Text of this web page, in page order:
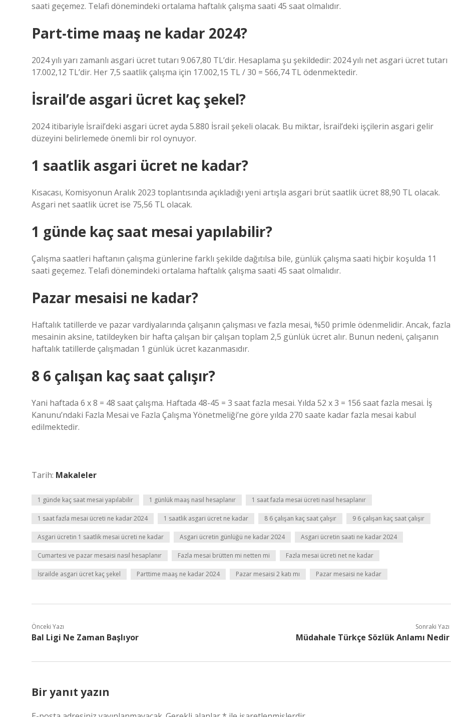
saati geçemez. Telafi dönemindeki ortalama haftalık çalışma saati 45 saat olmalıdır.
Part-time maaş ne kadar 2024?
2024 yılı yarı zamanlı asgari ücret tutarı 9.067,80 TL’dir. Hesaplama şu şekildedir: 2024 yılı net asgari ücret tutarı
17.002,12 TL’dir. Her 7,5 saatlik çalışma için 17.002,15 TL / 30 = 566,74 TL ödenmektedir.
İsrail’de asgari ücret kaç şekel?
2024 itibariyle İsrail’deki asgari ücret ayda 5.880 İsrail şekeli olacak. Bu miktar, İsrail’deki işçilerin asgari gelir
düzeyini belirlemede önemli bir rol oynuyor.
1 saatlik asgari ücret ne kadar?
Kısacası, Komisyonun Aralık 2023 toplantısında açıkladığı yeni artışla asgari brüt saatlik ücret 88,90 TL olacak.
Asgari net saatlik ücret ise 75,56 TL olacak.
1 günde kaç saat mesai yapılabilir?
Çalışma saatleri haftanın çalışma günlerine farklı şekilde dağıtılsa bile, günlük çalışma saati hiçbir koşulda 11
saati geçemez. Telafi dönemindeki ortalama haftalık çalışma saati 45 saat olmalıdır.
Pazar mesaisi ne kadar?
Haftalık tatillerde ve pazar vardiyalarında çalışanın çalışması ve fazla mesai, %50 primle ödenmelidir. Ancak, fazla
mesainin aksine, tatildeyken bir hafta çalışan bir çalışan toplam 2,5 günlük ücret alır. Bunun nedeni, çalışanın
haftalık tatillerde çalışmadan 1 günlük ücret kazanmasıdır.
8 6 çalışan kaç saat çalışır?
Yani haftada 6 x 8 = 48 saat çalışma. Haftada 48-45 = 3 saat fazla mesai. Yılda 52 x 3 = 156 saat fazla mesai. İş
Kanunu’ndaki Fazla Mesai ve Fazla Çalışma Yönetmeliği’ne göre yılda 270 saate kadar fazla mesai kabul
edilmektedir.
Tarih: Makaleler
1 günde kaç saat mesai yapılabilir 1 günlük maaş nasıl hesaplanır 1 saat fazla mesai ücreti nasıl hesaplanır
1 saat fazla mesai ücreti ne kadar 2024 1 saatlik asgari ücret ne kadar 8 6 çalışan kaç saat çalışır 9 6 çalışan kaç saat çalışır
Asgari ücretin 1 saatlik mesai ücreti ne kadar Asgari ücretin günlüğü ne kadar 2024 Asgari ücretin saati ne kadar 2024
Cumartesi ve pazar mesaisi nasıl hesaplanır Fazla mesai brütten mi netten mi Fazla mesai ücreti net ne kadar
İsrailde asgari ücret kaç şekel Parttime maaş ne kadar 2024 Pazar mesaisi 2 katı mı Pazar mesaisi ne kadar
Önceki Yazı
Bal Ligi Ne Zaman Başlıyor
Sonraki Yazı
Müdahale Türkçe Sözlük Anlamı Nedir
Bir yanıt yazın